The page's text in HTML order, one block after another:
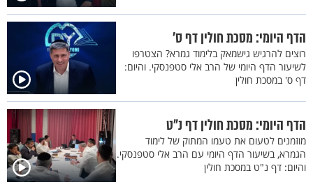
הדף היומי: מסכת חולין דף ס'
רוצים להרגיש גישמאק בלימוד גמרא? הצטרפו
לשיעור הדף היומי של הרב אלי סטפנסקי. והיום:
דף ס' במסכת חולין
הדף היומי: מסכת חולין דף נ"ט
מוזמנים לטעום את טעמו המתוק של לימוד
הגמרא, בשיעור הדף היומי עם הרב אלי סטפנסקי.
והיום: דף נ"ט במסכת חולין